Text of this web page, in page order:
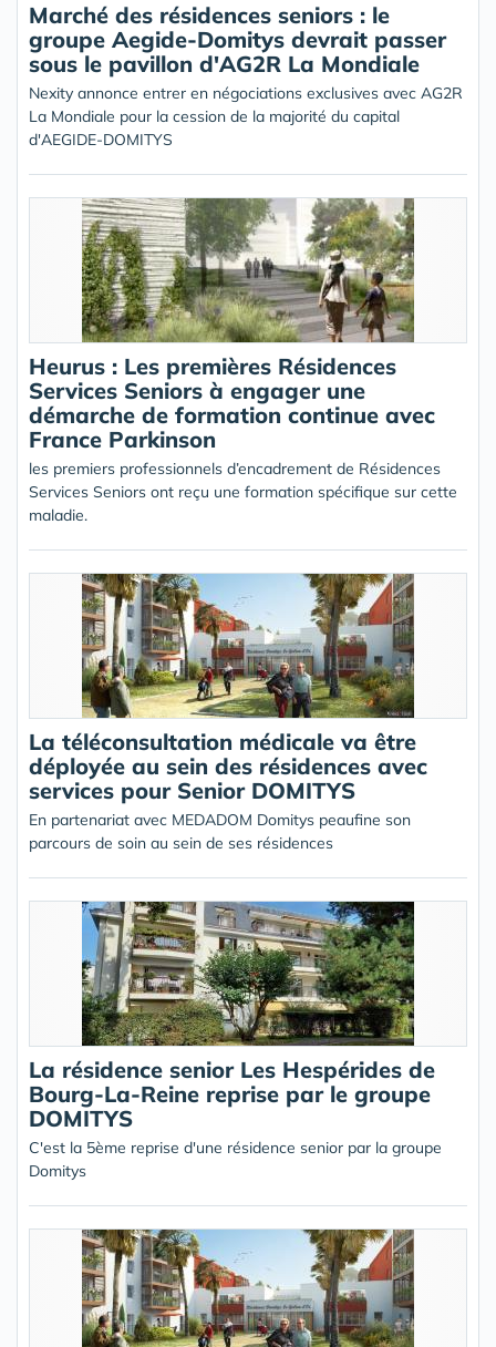
Marché des résidences seniors : le
groupe Aegide-Domitys devrait passer
sous le pavillon d'AG2R La Mondiale
Nexity annonce entrer en négociations exclusives avec AG2R
La Mondiale pour la cession de la majorité du capital
d'AEGIDE-DOMITYS
Heurus : Les premières Résidences
Services Seniors à engager une
démarche de formation continue avec
France Parkinson
les premiers professionnels d’encadrement de Résidences
Services Seniors ont reçu une formation spécifique sur cette
maladie.
La téléconsultation médicale va être
déployée au sein des résidences avec
services pour Senior DOMITYS
En partenariat avec MEDADOM Domitys peaufine son
parcours de soin au sein de ses résidences
La résidence senior Les Hespérides de
Bourg-La-Reine reprise par le groupe
DOMITYS
C'est la 5ème reprise d'une résidence senior par la groupe
Domitys